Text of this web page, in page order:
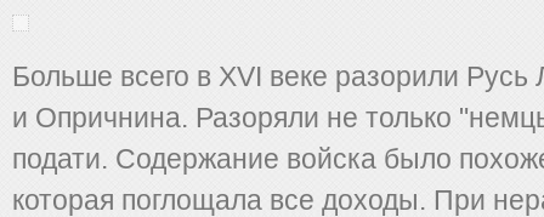
Больше всего в XVI веке разорили Русь
и Опричнина. Разоряли не только
подати. Содержание войска было
которая поглощала все доходы. При